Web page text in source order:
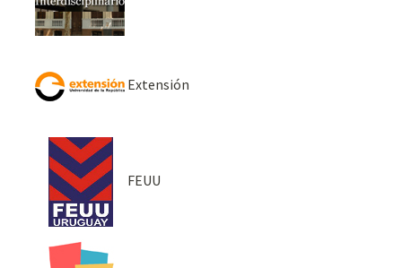
Extensión
FEUU